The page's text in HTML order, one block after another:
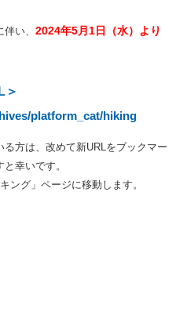
い、 2024年5月1日（水）より
＞
platform_cat/hiking
方は、改めて新URLをブックマー
幸いです。
ング」ページに移動します。